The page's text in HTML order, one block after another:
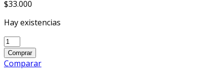
$33.000
Hay existencias
NECA
Gremlins
Mogwais
Comprar
Comparar